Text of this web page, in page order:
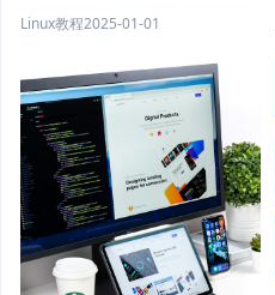
Linux教程2025-01-01